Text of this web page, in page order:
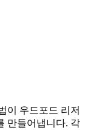
이 우드포드 리저
만들어냅니다. 각